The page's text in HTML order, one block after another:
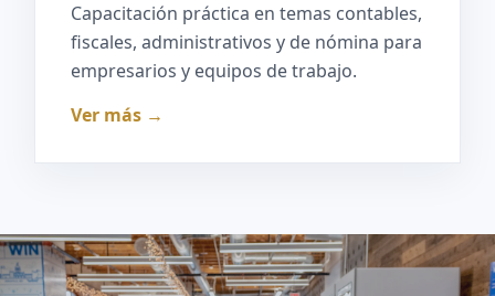
Capacitación práctica en temas contables,
fiscales, administrativos y de nómina para
empresarios y equipos de trabajo.
Ver más →